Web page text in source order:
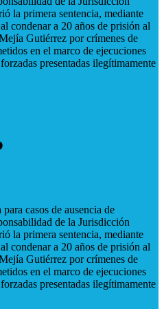
la primera sentencia, mediante
condenar a 20 años de prisión al
Gutiérrez por crímenes de
en el marco de ejecuciones
presentadas ilegítimamente
casos de ausencia de
de la Jurisdicción
la primera sentencia, mediante
condenar a 20 años de prisión al
Gutiérrez por crímenes de
en el marco de ejecuciones
presentadas ilegítimamente